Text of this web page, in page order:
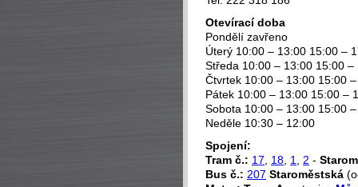
Otevírací doba
Pondělí zavřeno
Úterý 10:00 – 13:00 15:00 –
Středa 10:00 – 13:00 15:00 –
Čtvrtek 10:00 – 13:00 15:00
Pátek 10:00 – 13:00 15:00 –
Sobota 10:00 – 13:00 15:00
Neděle 10:30 – 12:00
Spojení:
Tram č.: 17 18 1 2 -
Bus č.: 207 Staroměstská